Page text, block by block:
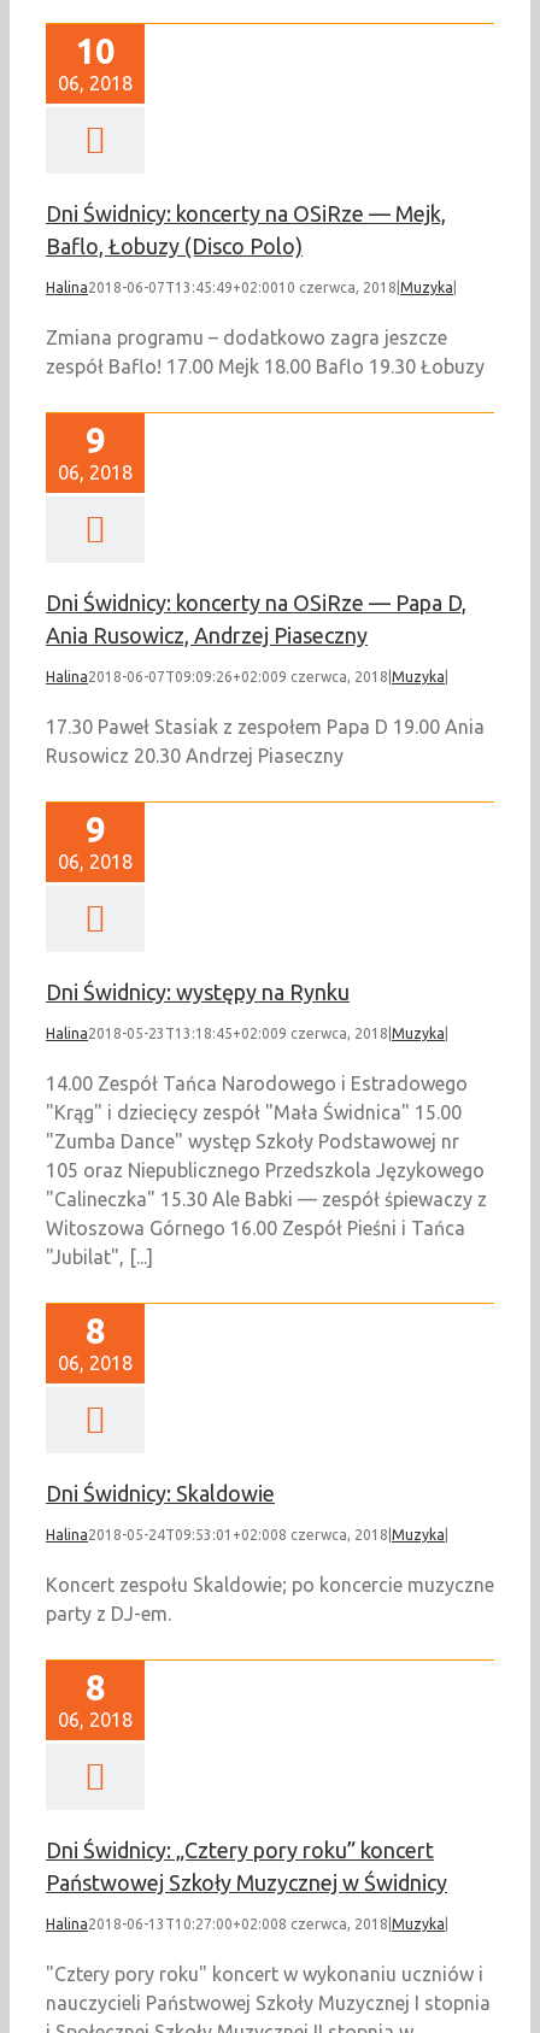
10
06, 2018
Dni Świdnicy: koncerty na OSiRze — Mejk,
Baflo, Łobuzy (Disco Polo)
Halina2018-06-07T13:45:49+02:0010 czerwca, 2018 Muzyka
Zmiana programu – dodatkowo zagra jeszcze
zespół Baflo! 17.00 Mejk 18.00 Baflo 19.30 Łobuzy
9
06, 2018
Dni Świdnicy: koncerty na OSiRze — Papa D,
Ania Rusowicz, Andrzej Piaseczny
Halina2018-06-07T09:09:26+02:009 czerwca, 2018 Muzyka
17.30 Paweł Stasiak z zespołem Papa D 19.00 Ania
Rusowicz 20.30 Andrzej Piaseczny
9
06, 2018
Dni Świdnicy: występy na Rynku
Halina2018-05-23T13:18:45+02:009 czerwca, 2018 Muzyka
14.00 Zespół Tańca Narodowego i Estradowego
"Krąg" i dziecięcy zespół "Mała Świdnica" 15.00
"Zumba Dance" występ Szkoły Podstawowej nr
105 oraz Niepublicznego Przedszkola Językowego
"Calineczka" 15.30 Ale Babki — zespół śpiewaczy z
Witoszowa Górnego 16.00 Zespół Pieśni i Tańca
"Jubilat", [...]
8
06, 2018
Dni Świdnicy: Skaldowie
Halina2018-05-24T09:53:01+02:008 czerwca, 2018 Muzyka
Koncert zespołu Skaldowie; po koncercie muzyczne
party z DJ-em.
8
06, 2018
Dni Świdnicy: „Cztery pory roku” koncert
Państwowej Szkoły Muzycznej w Świdnicy
Halina2018-06-13T10:27:00+02:008 czerwca, 2018 Muzyka
"Cztery pory roku" koncert w wykonaniu uczniów i
nauczycieli Państwowej Szkoły Muzycznej I stopnia